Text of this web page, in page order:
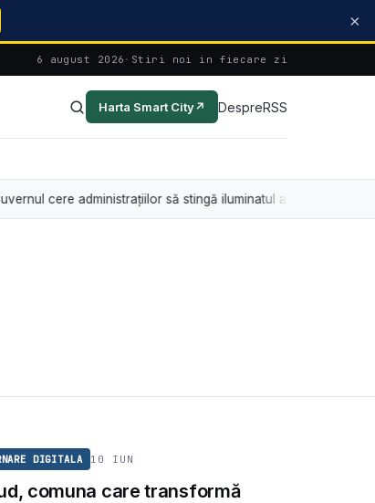
×
6 august 2026 · Stiri noi in fiecare zi
Harta Smart City↗ DespreRSS
cere administrațiilor să stingă iluminatul arhitectural între orele
DIGITALA 10 IUN
comuna care transformă